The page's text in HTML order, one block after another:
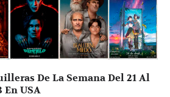
De La Semana Del 21 Al
En USA